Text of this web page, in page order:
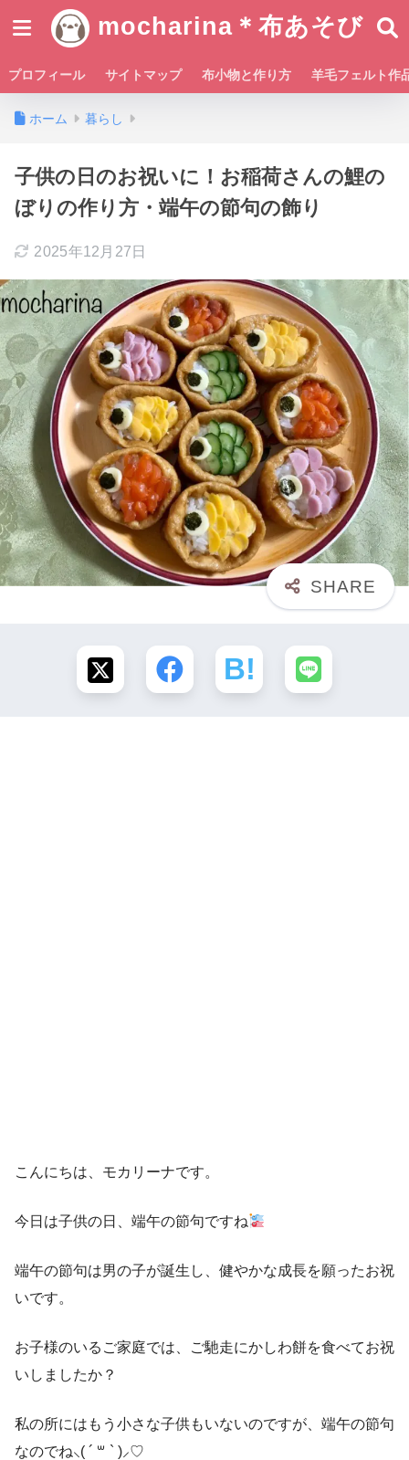
mocharina＊布あそび
プロフィール サイトマップ 布小物と作り方 羊毛フェルト作
ホーム 暮らし
子供の日のお祝いに！お稲荷さんの鯉の
ぼりの作り方・端午の節句の飾り
2025年12月27日
こんにちは、モカリーナです。
今日は子供の日、端午の節句ですね
端午の節句は男の子が誕生し、健やかな成長を願ったお祝
いです。
お子様のいるご家庭では、ご馳走にかしわ餅を食べてお祝
いしましたか？
私の所にはもう小さな子供もいないのですが、端午の節句
なのでね⸜( ´ ꒳ ` )⸝♡︎